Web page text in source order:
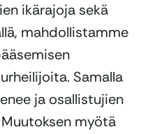
ikärajoja sekä
mahdollistamme
Samalla
ja osallistujien
myötä